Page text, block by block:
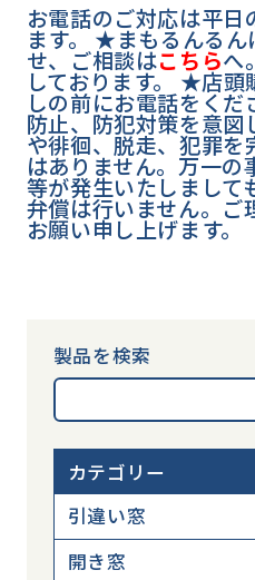
お電話のご対応は平日
ます。 ★まもるんる
せ、ご相談はこちらへ。
しております。 ★店
しの前にお電話をく
防止、防犯対策を意
や徘徊、脱走、犯罪を
はありません。万一
等が発生いたしまして
弁償は行いません。ご
お願い申し上げます。
製品を検索
カテゴリー
引違い窓
開き窓